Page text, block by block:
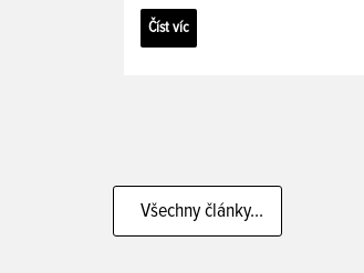
Číst víc
Všechny články...